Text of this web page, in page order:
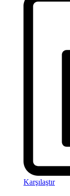
Karşılaştır